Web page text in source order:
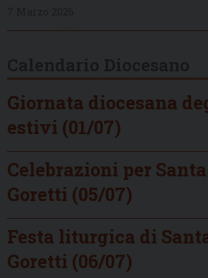
Giornata diocesana
estivi (01/07)
Celebrazioni per
Goretti (05/07)
Festa liturgica di
Goretti (06/07)